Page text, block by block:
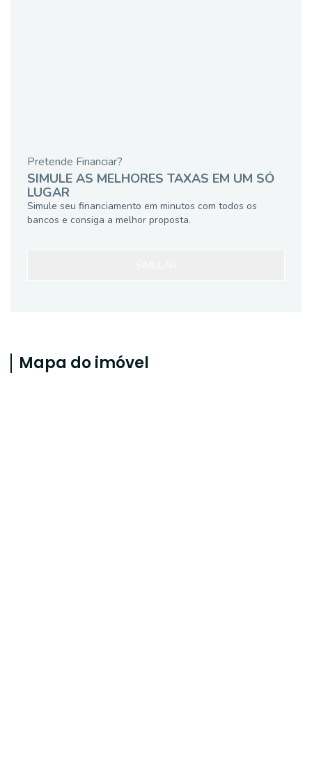
Pretende Financiar?
SIMULE AS MELHORES TAXAS EM UM SÓ
LUGAR
Simule seu financiamento em minutos com todos os
bancos e consiga a melhor proposta.
Mapa do imóvel